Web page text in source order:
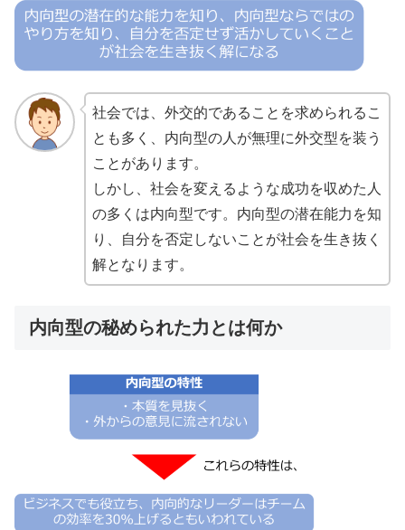
社会では、外交的であることを求められるこ
とも多く、内向型の人が無理に外交型を装う
ことがあります。
しかし、社会を変えるような成功を収めた人
の多くは内向型です。内向型の潜在能力を知
り、自分を否定しないことが社会を生き抜く
解となります。
内向型の秘められた力とは何か